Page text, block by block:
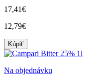
17,41€
12,79€
Kúpiť
Na objednávku